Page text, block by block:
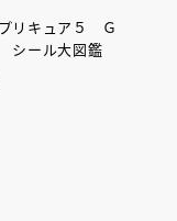
リキュア５ Ｇ
ール大図鑑